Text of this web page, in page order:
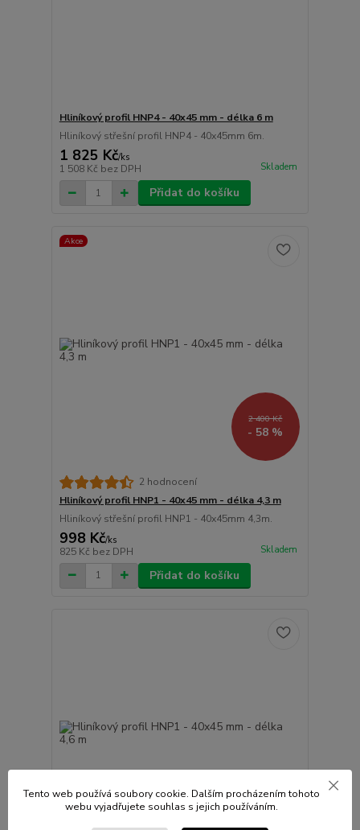
Hliníkový profil HNP4 - 40x45 mm - délka 6 m
Hliníkový střešní profil HNP4 - 40x45mm 6m.
1 825 Kč/ks
1 508 Kč bez DPH Skladem
Přidat do košíku
Akce
2 400 Kč
- 58 %
2 hodnocení
Hliníkový profil HNP1 - 40x45 mm - délka 4,3 m
Hliníkový střešní profil HNP1 - 40x45mm 4,3m.
998 Kč/ks
825 Kč bez DPH Skladem
Přidat do košíku
2 599 Kč
- 55 %
Tento web používá soubory cookie. Dalším procházením tohoto
webu vyjadřujete souhlas s jejich používáním.